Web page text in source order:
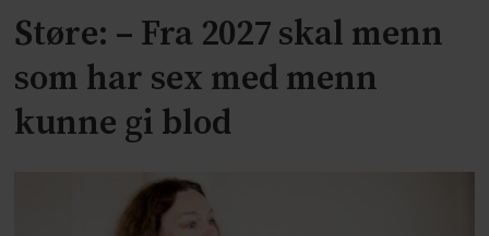
Støre: – Fra 2027 skal menn
som har sex med menn
kunne gi blod